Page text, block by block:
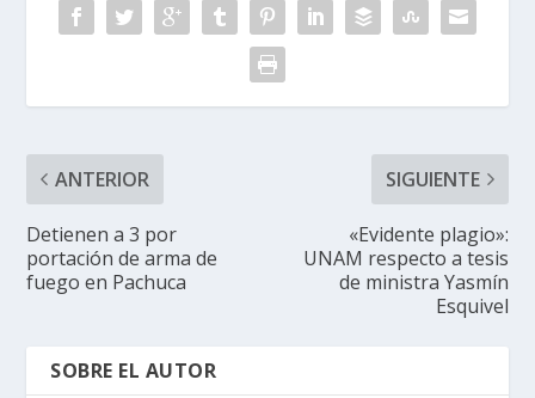
ANTERIOR
Detienen a 3 por
portación de arma de
fuego en Pachuca
SIGUIENTE
«Evidente plagio»:
UNAM respecto a tesis
de ministra Yasmín
Esquivel
SOBRE EL AUTOR